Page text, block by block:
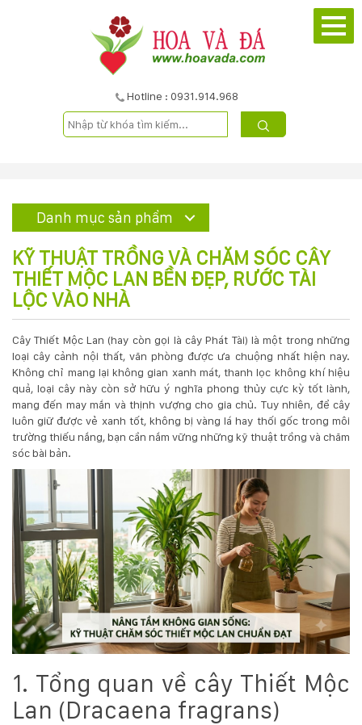
Hotline : 0931.914.968
PHẨM
VỤ
KỸ
THUẬT
TRỒNG
CÂY
HÌNH
ẢNH
LIÊN
HỆ
Danh mục sản phẩm
KỸ THUẬT TRỒNG VÀ CHĂM SÓC CÂY
THIẾT MỘC LAN BỀN ĐẸP, RƯỚC TÀI
LỘC VÀO NHÀ
Cây Thiết Mộc Lan (hay còn gọi là cây Phát Tài) là một trong những
loại cây cảnh nội thất, văn phòng được ưa chuộng nhất hiện nay.
Không chỉ mang lại không gian xanh mát, thanh lọc không khí hiệu
quả, loại cây này còn sở hữu ý nghĩa phong thủy cực kỳ tốt lành,
mang đến may mắn và thịnh vượng cho gia chủ. Tuy nhiên, để cây
luôn giữ được vẻ xanh tốt, không bị vàng lá hay thối gốc trong môi
trường thiếu nắng, bạn cần nắm vững những kỹ thuật trồng và chăm
sóc bài bản.
1. Tổng quan về cây Thiết Mộc
Lan (Dracaena fragrans)